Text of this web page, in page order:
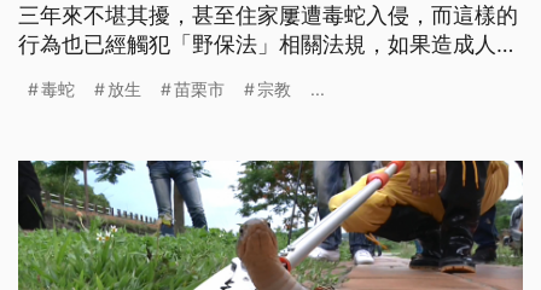
三年來不堪其擾，甚至住家屢遭毒蛇入侵，而這樣的
行為也已經觸犯「野保法」相關法規，如果造成人畜
里，民眾指著鐵門和門口的花圃，表示已經不只一次
就一條吊在這邊，我就趕快用棍子把牠頭敲敲敲敲死
掉喔。上個月我也是一開，牠就夾在
毒蛇 放生 苗栗市 宗教 ...